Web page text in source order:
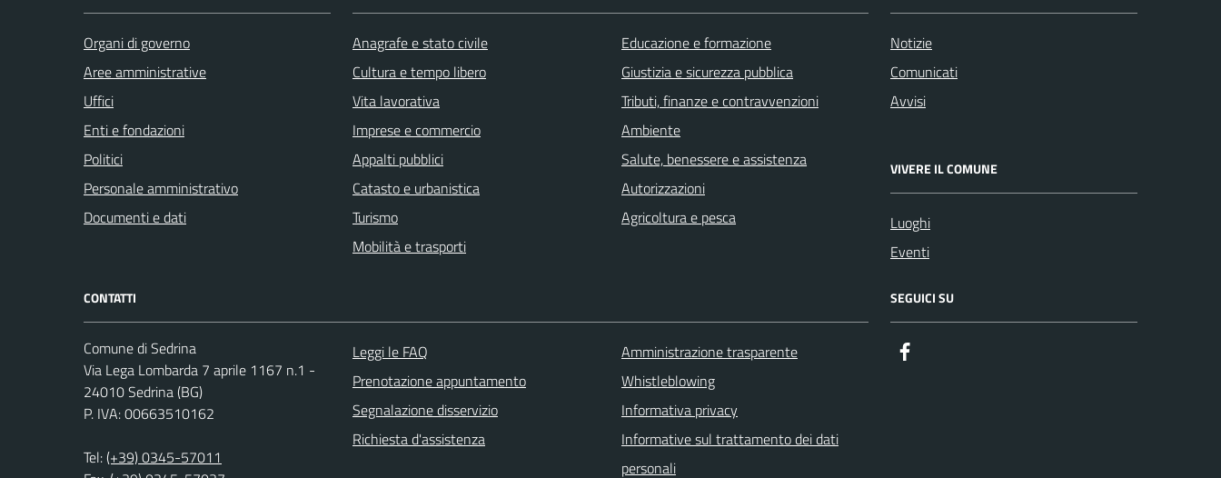
Organi di governo
Aree amministrative
Uffici
Enti e fondazioni
Politici
Personale amministrativo
Documenti e dati
Anagrafe e stato civile
Cultura e tempo libero
Vita lavorativa
Imprese e commercio
Appalti pubblici
Catasto e urbanistica
Turismo
Mobilità e trasporti
Educazione e formazione
Giustizia e sicurezza pubblica
Tributi, finanze e contravvenzioni
Ambiente
Salute, benessere e assistenza
Autorizzazioni
Agricoltura e pesca
Notizie
Comunicati
Avvisi
VIVERE IL COMUNE
Luoghi
Eventi
CONTATTI
Comune di Sedrina
Via Lega Lombarda 7 aprile 1167 n.1 -
24010 Sedrina (BG)
P. IVA: 00663510162
Tel:(+39) 0345-57011
Leggi le FAQ
Prenotazione appuntamento
Segnalazione disservizio
Richiesta d'assistenza
Amministrazione trasparente
Whistleblowing
Informativa privacy
Informative sul trattamento dei dati
personali
SEGUICI SU